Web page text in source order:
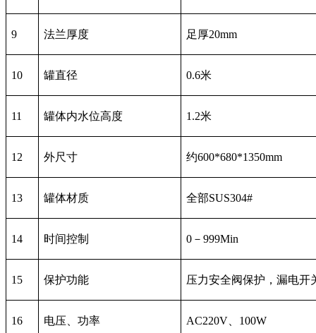
9 法兰厚度 足厚20mm
10 罐直径 0.6米
11 罐体内水位高度 1.2米
12 外尺寸 约600*680*1350mm
13 罐体材质 全部SUS304#
14 时间控制 0 － 999Min
15 保护功能 压力安全阀保护，漏电开
16 电压、功率 AC220V 100W